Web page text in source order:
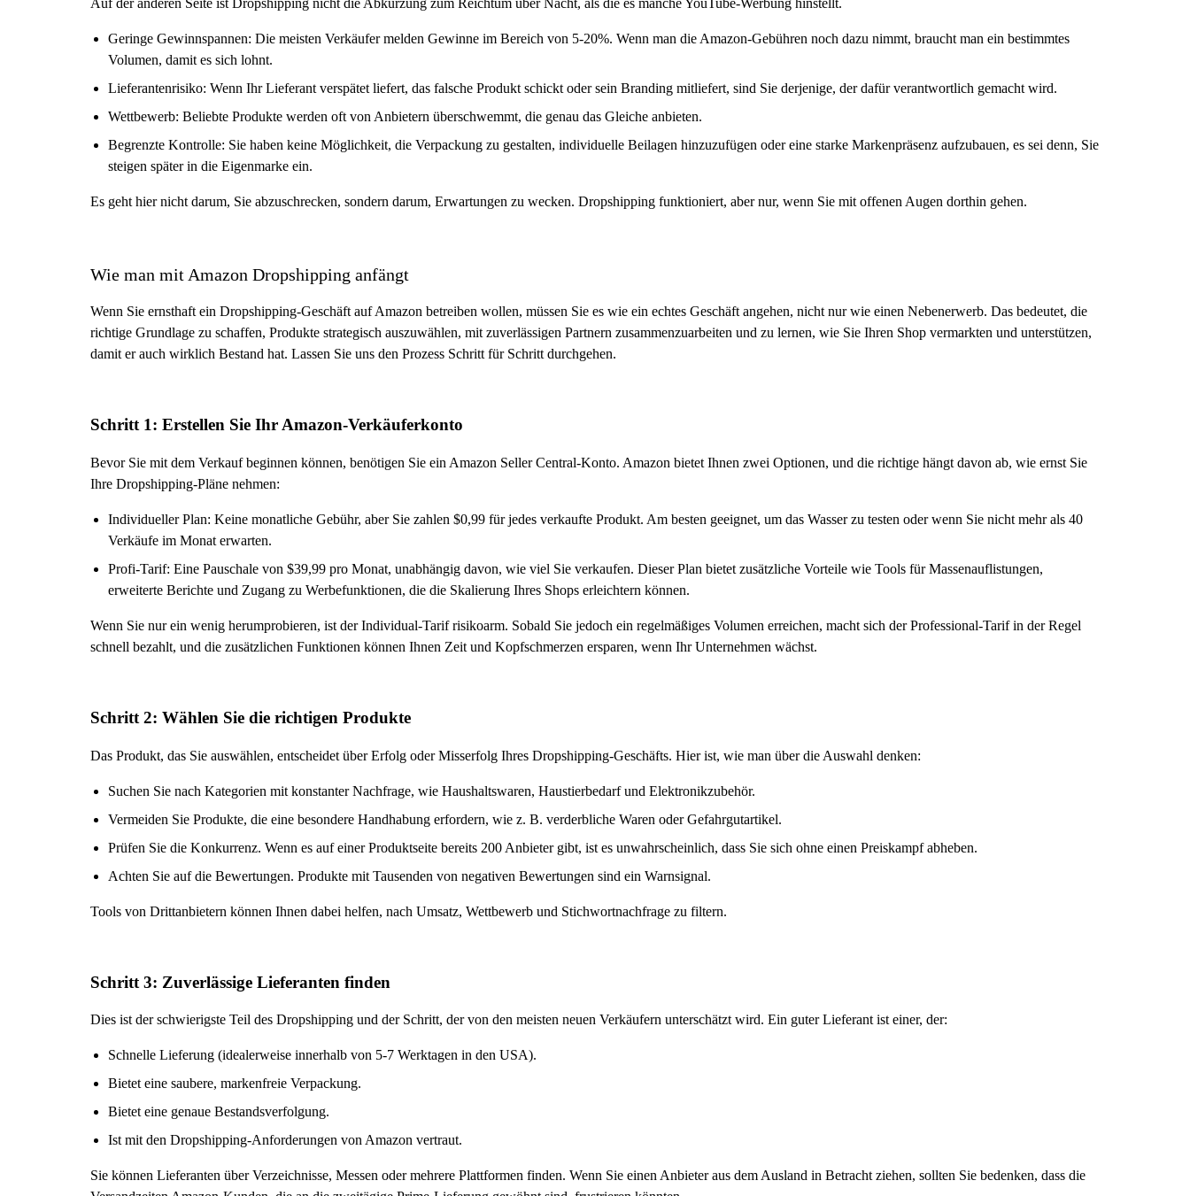
Auf der anderen Seite ist Dropshipping nicht die Abkürzung zum Reichtum über Nacht, als die es manche YouTube-Werbung hinstellt.
Geringe Gewinnspannen: Die meisten Verkäufer melden Gewinne im Bereich von 5-20%. Wenn man die Amazon-Gebühren noch dazu nimmt, braucht man ein bestimmtes
Volumen, damit es sich lohnt.
Lieferantenrisiko: Wenn Ihr Lieferant verspätet liefert, das falsche Produkt schickt oder sein Branding mitliefert, sind Sie derjenige, der dafür verantwortlich gemacht wird.
Wettbewerb: Beliebte Produkte werden oft von Anbietern überschwemmt, die genau das Gleiche anbieten.
Begrenzte Kontrolle: Sie haben keine Möglichkeit, die Verpackung zu gestalten, individuelle Beilagen hinzuzufügen oder eine starke Markenpräsenz aufzubauen, es sei denn, Sie
steigen später in die Eigenmarke ein.
Es geht hier nicht darum, Sie abzuschrecken, sondern darum, Erwartungen zu wecken. Dropshipping funktioniert, aber nur, wenn Sie mit offenen Augen dorthin gehen.
Wie man mit Amazon Dropshipping anfängt
Wenn Sie ernsthaft ein Dropshipping-Geschäft auf Amazon betreiben wollen, müssen Sie es wie ein echtes Geschäft angehen, nicht nur wie einen Nebenerwerb. Das bedeutet, die
richtige Grundlage zu schaffen, Produkte strategisch auszuwählen, mit zuverlässigen Partnern zusammenzuarbeiten und zu lernen, wie Sie Ihren Shop vermarkten und unterstützen,
damit er auch wirklich Bestand hat. Lassen Sie uns den Prozess Schritt für Schritt durchgehen.
Schritt 1: Erstellen Sie Ihr Amazon-Verkäuferkonto
Bevor Sie mit dem Verkauf beginnen können, benötigen Sie ein Amazon Seller Central-Konto. Amazon bietet Ihnen zwei Optionen, und die richtige hängt davon ab, wie ernst Sie
Ihre Dropshipping-Pläne nehmen:
Individueller Plan: Keine monatliche Gebühr, aber Sie zahlen $0,99 für jedes verkaufte Produkt. Am besten geeignet, um das Wasser zu testen oder wenn Sie nicht mehr als 40
Verkäufe im Monat erwarten.
Profi-Tarif: Eine Pauschale von $39,99 pro Monat, unabhängig davon, wie viel Sie verkaufen. Dieser Plan bietet zusätzliche Vorteile wie Tools für Massenauflistungen,
erweiterte Berichte und Zugang zu Werbefunktionen, die die Skalierung Ihres Shops erleichtern können.
Wenn Sie nur ein wenig herumprobieren, ist der Individual-Tarif risikoarm. Sobald Sie jedoch ein regelmäßiges Volumen erreichen, macht sich der Professional-Tarif in der Regel
schnell bezahlt, und die zusätzlichen Funktionen können Ihnen Zeit und Kopfschmerzen ersparen, wenn Ihr Unternehmen wächst.
Schritt 2: Wählen Sie die richtigen Produkte
Das Produkt, das Sie auswählen, entscheidet über Erfolg oder Misserfolg Ihres Dropshipping-Geschäfts. Hier ist, wie man über die Auswahl denken:
Suchen Sie nach Kategorien mit konstanter Nachfrage, wie Haushaltswaren, Haustierbedarf und Elektronikzubehör.
Vermeiden Sie Produkte, die eine besondere Handhabung erfordern, wie z. B. verderbliche Waren oder Gefahrgutartikel.
Prüfen Sie die Konkurrenz. Wenn es auf einer Produktseite bereits 200 Anbieter gibt, ist es unwahrscheinlich, dass Sie sich ohne einen Preiskampf abheben.
Achten Sie auf die Bewertungen. Produkte mit Tausenden von negativen Bewertungen sind ein Warnsignal.
Tools von Drittanbietern können Ihnen dabei helfen, nach Umsatz, Wettbewerb und Stichwortnachfrage zu filtern.
Schritt 3: Zuverlässige Lieferanten finden
Dies ist der schwierigste Teil des Dropshipping und der Schritt, der von den meisten neuen Verkäufern unterschätzt wird. Ein guter Lieferant ist einer, der:
Schnelle Lieferung (idealerweise innerhalb von 5-7 Werktagen in den USA).
Bietet eine saubere, markenfreie Verpackung.
Bietet eine genaue Bestandsverfolgung.
Ist mit den Dropshipping-Anforderungen von Amazon vertraut.
Sie können Lieferanten über Verzeichnisse, Messen oder mehrere Plattformen finden. Wenn Sie einen Anbieter aus dem Ausland in Betracht ziehen, sollten Sie bedenken, dass die